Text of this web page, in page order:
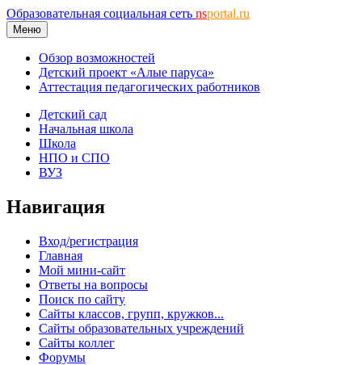
Образовательная социальная сеть nsportal.ru
Меню
Обзор возможностей
Детский проект «Алые паруса»
Аттестация педагогических работников
Детский сад
Начальная школа
Школа
НПО и СПО
ВУЗ
Навигация
Вход/регистрация
Главная
Мой мини-сайт
Ответы на вопросы
Поиск по сайту
Сайты классов, групп, кружков...
Сайты образовательных учреждений
Сайты коллег
Форумы